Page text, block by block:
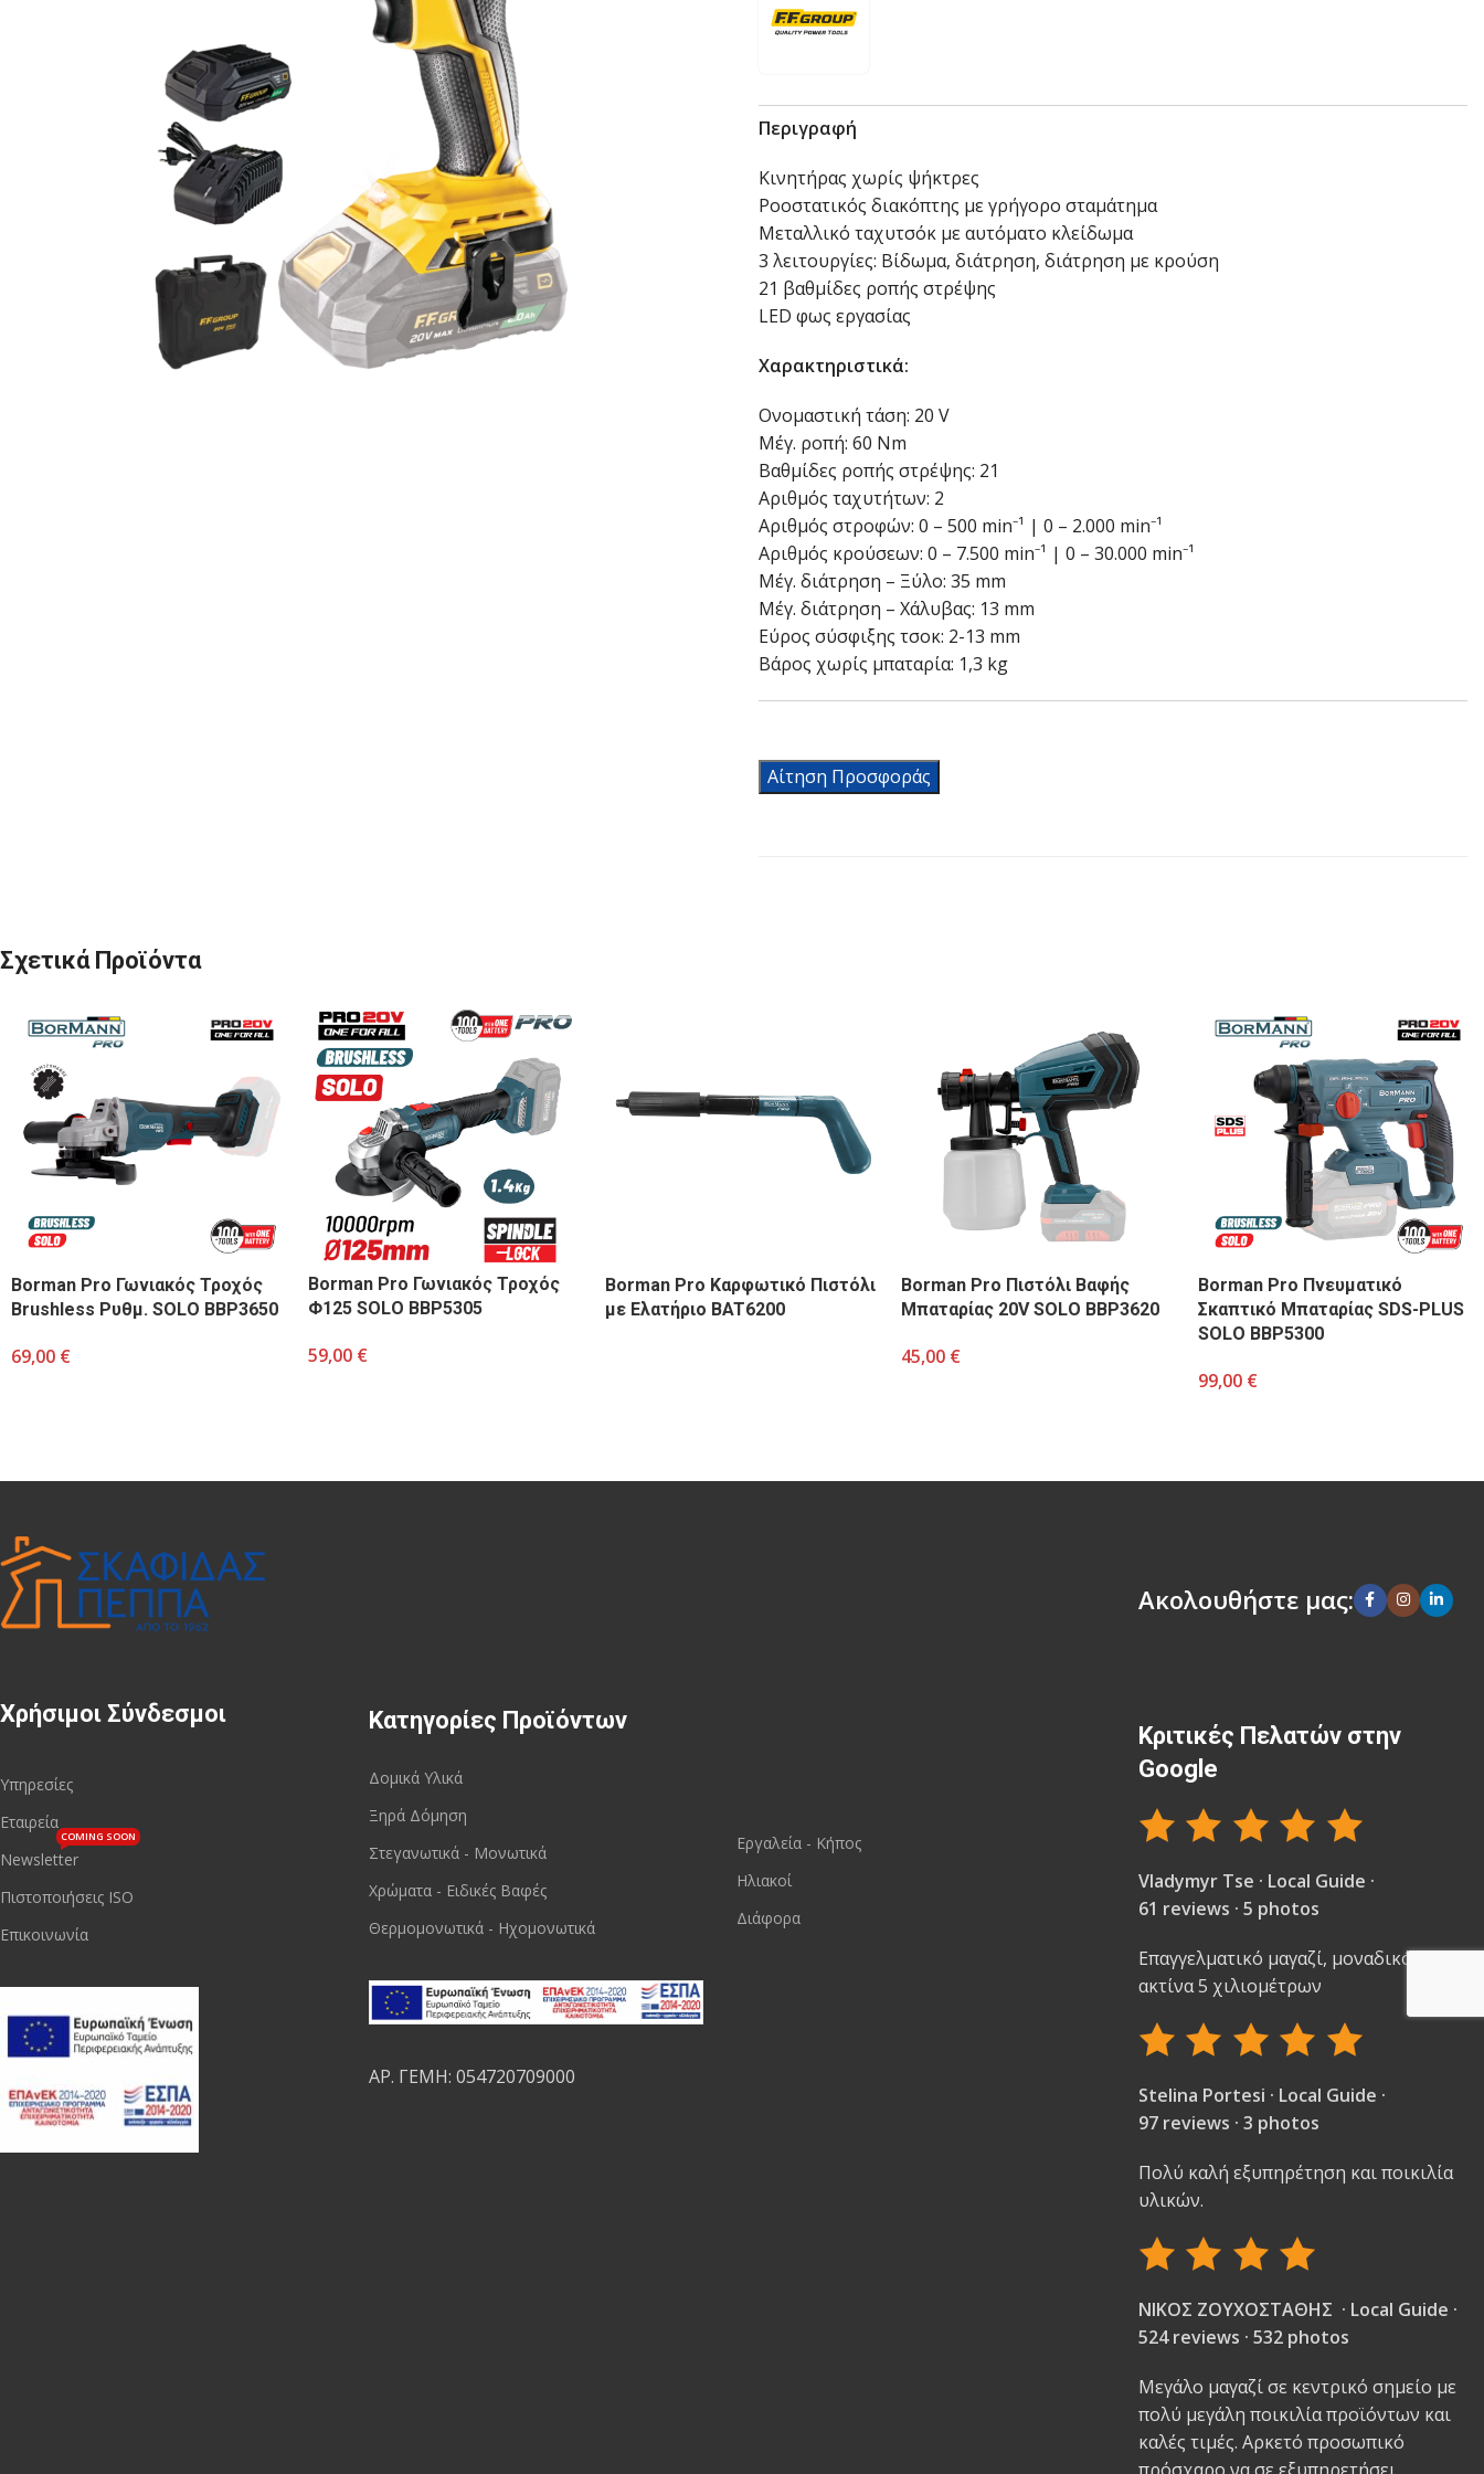
Περιγραφή
Κινητήρας χωρίς ψήκτρες
Ροοστατικός διακόπτης με γρήγορο σταμάτημα
Μεταλλικό ταχυτσόκ με αυτόματο κλείδωμα
3 λειτουργίες: Βίδωμα, διάτρηση, διάτρηση με κρούση
21 βαθμίδες ροπής στρέψης
LED φως εργασίας
Χαρακτηριστικά:
Ονομαστική τάση: 20 V
Μέγ. ροπή: 60 Nm
Βαθμίδες ροπής στρέψης: 21
Αριθμός ταχυτήτων: 2
Αριθμός στροφών: 0 – 500 min⁻¹ | 0 – 2.000 min⁻¹
Αριθμός κρούσεων: 0 – 7.500 min⁻¹ | 0 – 30.000 min⁻¹
Μέγ. διάτρηση – Ξύλο: 35 mm
Μέγ. διάτρηση – Χάλυβας: 13 mm
Εύρος σύσφιξης τσοκ: 2-13 mm
Βάρος χωρίς μπαταρία: 1,3 kg
Αίτηση Προσφοράς
Σχετικά Προϊόντα
Borman Pro Γωνιακός Τροχός
Brushless Ρυθμ. SOLO BBP3650
69,00 €
Borman Pro Γωνιακός Τροχός
Φ125 SOLO BBP5305
59,00 €
Borman Pro Καρφωτικό Πιστόλι
με Ελατήριο BAT6200
Borman Pro Πιστόλι Βαφής
Μπαταρίας 20V SOLO BBP3620
45,00 €
Borman Pro Πνευματικό
Σκαπτικό Μπαταρίας SDS-PLUS
SOLO BBP5300
99,00 €
Χρήσιμοι Σύνδεσμοι
Υπηρεσίες
Εταιρεία
Newsletter
COMING SOON
Πιστοποιήσεις ISO
Επικοινωνία
Κατηγορίες Προϊόντων
Δομικά Υλικά
Ξηρά Δόμηση
Στεγανωτικά - Μονωτικά
Χρώματα - Ειδικές Βαφές
Θερμομονωτικά - Ηχομονωτικά
ΑΡ. ΓΕΜΗ: 054720709000
Εργαλεία - Κήπος
Ηλιακοί
Διάφορα
Ακολουθήστε μας:
Κριτικές Πελατών στην
Google
Vladymyr Tse · Local Guide ·
61 reviews · 5 photos
Επαγγελματικό μαγαζί, μοναδικό στην
ακτίνα 5 χιλιομέτρων
Stelina Portesi · Local Guide ·
97 reviews · 3 photos
Πολύ καλή εξυπηρέτηση και ποικιλία
υλικών.
ΝΙΚΟΣ ΖΟΥΧΟΣΤΑΘΗΣ · Local Guide ·
524 reviews · 532 photos
Μεγάλο μαγαζί σε κεντρικό σημείο με
πολύ μεγάλη ποικιλία προϊόντων και
καλές τιμές. Αρκετό προσωπικό